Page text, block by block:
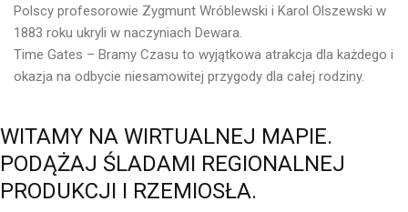
Polscy profesorowie Zygmunt Wróblewski i Karol Olszewski w
1883 roku ukryli w naczyniach Dewara.
Time Gates – Bramy Czasu to wyjątkowa atrakcja dla każdego i
okazja na odbycie niesamowitej przygody dla całej rodziny.
WITAMY NA WIRTUALNEJ MAPIE.
PODĄŻAJ ŚLADAMI REGIONALNEJ
PRODUKCJI I RZEMIOSŁA.